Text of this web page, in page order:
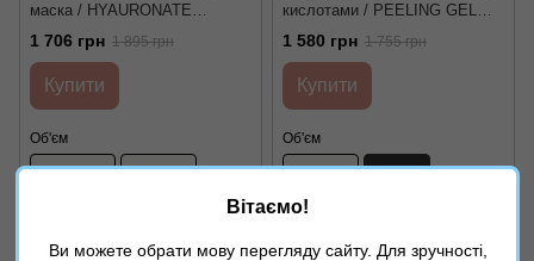
маска / HYAURONATE
COLLECTOR MASK
ONmacabim Oxygene
1 706 грн 1 895 грн
Купити
Об'єм
1000 мл 250 мл
кислотами / PEELING GEL
AHA ONmacabim Oxygene
1 580 грн 1 755 грн
Купити
Об'єм
100 мл 30 мл
Вітаємо!
Ви можете обрати мову перегляду сайту. Для зручності,